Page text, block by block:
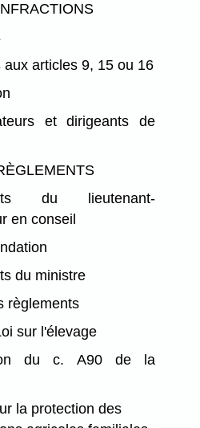
aux articles 9, 15 ou 16
et dirigeants de
du lieutenant-
en conseil
du ministre
règlements
sur l'élevage
du c. A90 de la
la protection des